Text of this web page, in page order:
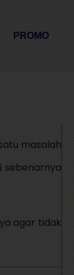
PROMO
masalah
sebenarnya
agar tidak